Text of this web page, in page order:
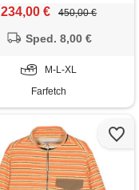
234,00 € 450,00 €
Sped. 8,00 €
M-L-XL
Farfetch